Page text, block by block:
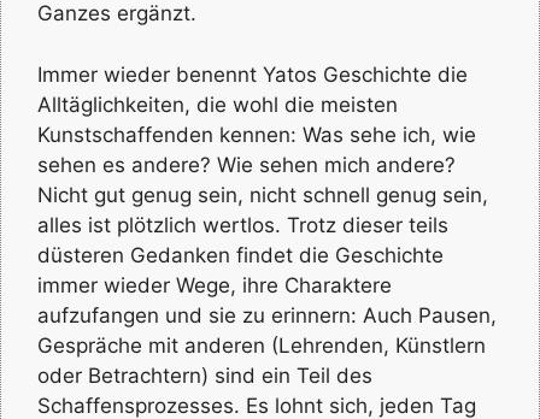
Ganzes ergänzt.
Immer wieder benennt Yatos Geschichte die
Alltäglichkeiten, die wohl die meisten
Kunstschaffenden kennen: Was sehe ich, wie
sehen es andere? Wie sehen mich andere?
Nicht gut genug sein, nicht schnell genug sein,
alles ist plötzlich wertlos. Trotz dieser teils
düsteren Gedanken findet die Geschichte
immer wieder Wege, ihre Charaktere
aufzufangen und sie zu erinnern: Auch Pausen,
Gespräche mit anderen (Lehrenden, Künstlern
oder Betrachtern) sind ein Teil des
Schaffensprozesses. Es lohnt sich, jeden Tag